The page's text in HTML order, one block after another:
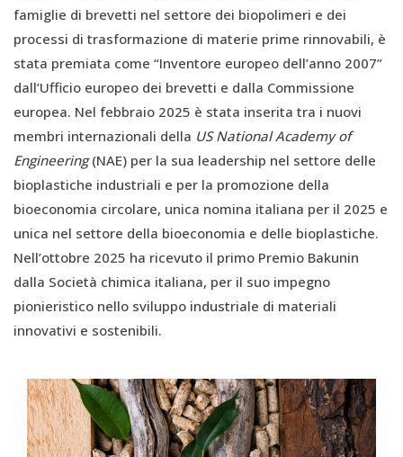
famiglie di brevetti nel settore dei biopolimeri e dei
processi di trasformazione di materie prime rinnovabili, è
stata premiata come “Inventore europeo dell’anno 2007”
dall’Ufficio europeo dei brevetti e dalla Commissione
europea. Nel febbraio 2025 è stata inserita tra i nuovi
membri internazionali della US National Academy of
Engineering(NAE) per la sua leadership nel settore delle
bioplastiche industriali e per la promozione della
bioeconomia circolare, unica nomina italiana per il 2025 e
unica nel settore della bioeconomia e delle bioplastiche.
Nell’ottobre 2025 ha ricevuto il primo Premio Bakunin
dalla Società chimica italiana, per il suo impegno
pionieristico nello sviluppo industriale di materiali
innovativi e sostenibili.